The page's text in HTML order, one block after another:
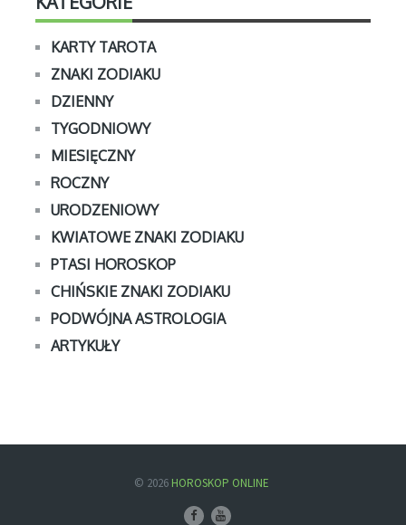
KARTY TAROTA
ZNAKI ZODIAKU
DZIENNY
TYGODNIOWY
MIESIĘCZNY
ROCZNY
URODZENIOWY
KWIATOWE ZNAKI ZODIAKU
PTASI HOROSKOP
CHIŃSKIE ZNAKI ZODIAKU
PODWÓJNA ASTROLOGIA
ARTYKUŁY
© 2026 HOROSKOP ONLINE